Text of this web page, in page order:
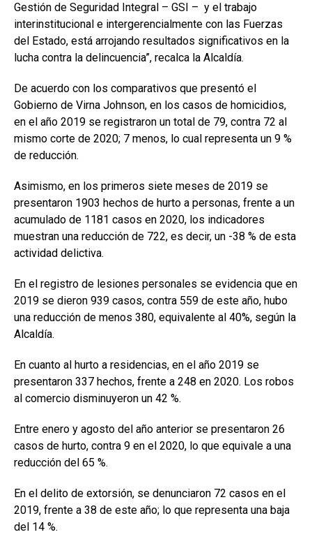
Gestión de Seguridad Integral – GSI – y el trabajo
interinstitucional e intergerencialmente con las Fuerzas
del Estado, está arrojando resultados significativos en la
lucha contra la delincuencia”, recalca la Alcaldía.
De acuerdo con los comparativos que presentó el
Gobierno de Virna Johnson, en los casos de homicidios,
en el año 2019 se registraron un total de 79, contra 72 al
mismo corte de 2020; 7 menos, lo cual representa un 9 %
de reducción.
Asimismo, en los primeros siete meses de 2019 se
presentaron 1903 hechos de hurto a personas, frente a un
acumulado de 1181 casos en 2020, los indicadores
muestran una reducción de 722, es decir, un -38 % de esta
actividad delictiva.
En el registro de lesiones personales se evidencia que en
2019 se dieron 939 casos, contra 559 de este año, hubo
una reducción de menos 380, equivalente al 40%, según la
Alcaldía.
En cuanto al hurto a residencias, en el año 2019 se
presentaron 337 hechos, frente a 248 en 2020. Los robos
al comercio disminuyeron un 42 %.
Entre enero y agosto del año anterior se presentaron 26
casos de hurto, contra 9 en el 2020, lo que equivale a una
reducción del 65 %.
En el delito de extorsión, se denunciaron 72 casos en el
2019, frente a 38 de este año; lo que representa una baja
del 14 %.